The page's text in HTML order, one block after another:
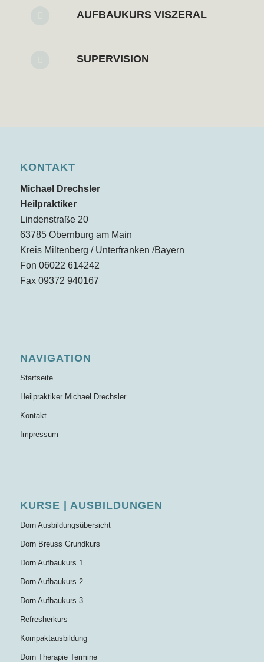
AUFBAUKURS VISZERAL
SUPERVISION
KONTAKT
Michael Drechsler
Heilpraktiker
Lindenstraße 20
63785 Obernburg am Main
Kreis Miltenberg / Unterfranken /Bayern
Fon 06022 614242
Fax 09372 940167
NAVIGATION
Startseite
Heilpraktiker Michael Drechsler
Kontakt
Impressum
KURSE | AUSBILDUNGEN
Dorn Ausbildungsübersicht
Dorn Breuss Grundkurs
Dorn Aufbaukurs 1
Dorn Aufbaukurs 2
Dorn Aufbaukurs 3
Refresherkurs
Kompaktausbildung
Dorn Therapie Termine